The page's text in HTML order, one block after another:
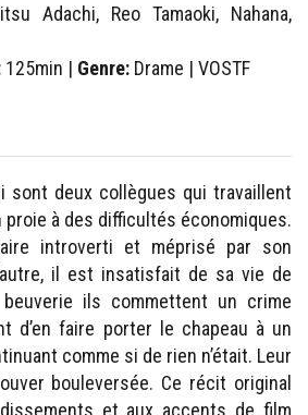
Adachi, Reo Tamaoki, Nahana,
125min | Genre: Drame | VOSTF
sont deux collègues qui travaillent
à des difficultés économiques.
introverti et méprisé par son
il est insatisfait de sa vie de
ils commettent un crime
d’en faire porter le chapeau à un
comme si de rien n’était. Leur
bouleversée. Ce récit original
et aux accents de film